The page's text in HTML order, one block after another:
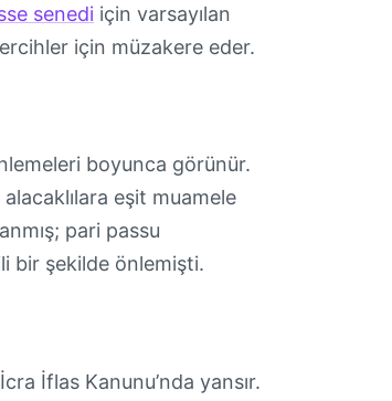
senedi için varsayılan
için müzakere eder.
boyunca görünür.
eşit muamele
pari passu
bir şekilde önlemişti.
İflas Kanunu’nda yansır.